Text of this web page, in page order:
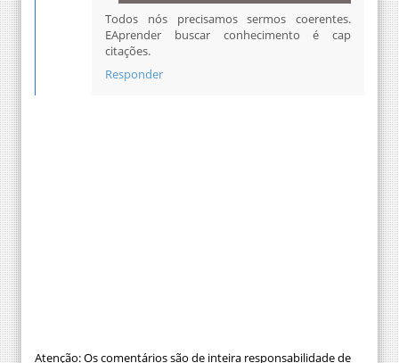
Todos nós precisamos sermos coerentes.
EAprender buscar conhecimento é cap
citações.
Responder
Atenção: Os comentários são de inteira responsabilidade de